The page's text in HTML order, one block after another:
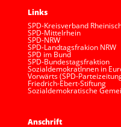
Links
SPD-Kreisverband
SPD-Mittelrhein
SPD-NRW
SPD-Landtagsfrakion NRW
SPD im Bund
SPD-Bundestagsfraktion
SozialdemokratInnen in
Vorwärts (SPD-
Friedrich-Ebert-Stiftung
Sozialdemokratische
Anschrift